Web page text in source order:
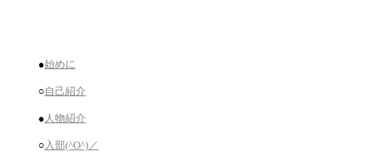
●始めに
○自己紹介
● 人物紹介
○ 入部(^O^)／